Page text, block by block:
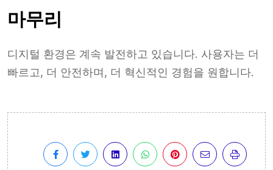
마무리
디지털 환경은 계속 발전하고 있습니다. 사용자는 더
빠르고, 더 안전하며, 더 혁신적인 경험을 원합니다.